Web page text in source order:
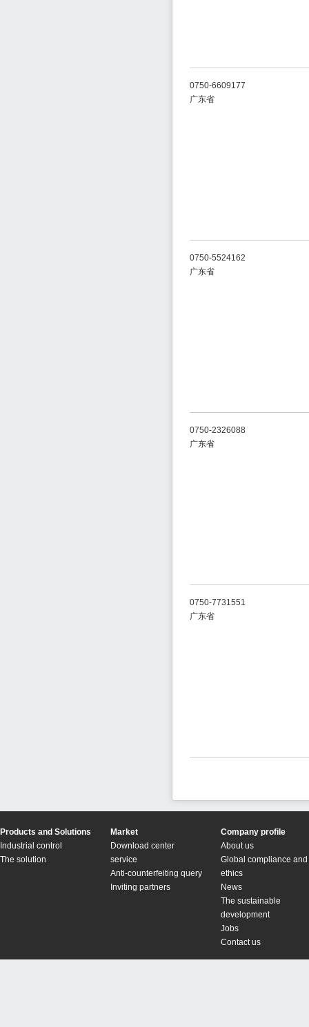
0750-6609177
广东省
0750-5524162
广东省
0750-2326088
广东省
0750-7731551
广东省
Products and Solutions
Industrial control
The solution
Market
Download center
service
Anti-counterfeiting query
Inviting partners
Company profile
About us
Global compliance and
ethics
News
The sustainable
development
Jobs
Contact us